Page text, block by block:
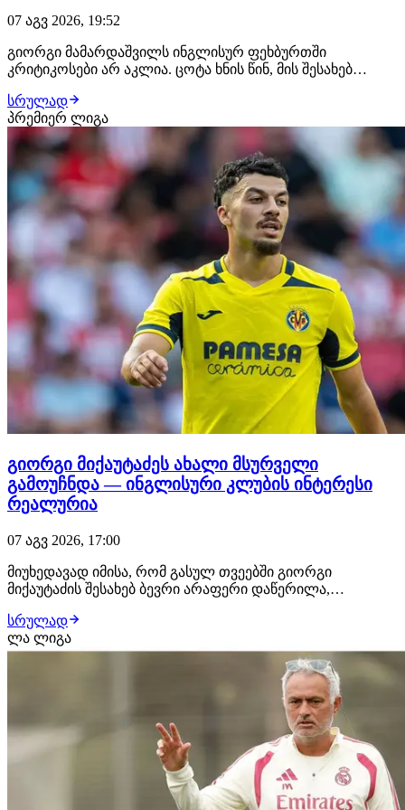
07 აგვ 2026, 19:52
გიორგი მამარდაშვილს ინგლისურ ფეხბურთში
კრიტიკოსები არ აკლია. ცოტა ხნის წინ, მის შესახებ
ვეტერანი გოლკიპერი თანხმდება იმაზე, რომ ქართველი
კარის დარაჯი ლივერპულის ძირითადისთვის მზად არ
არის. "ჯერ კიდევ არ ვარ დარწმუნებული, რომ
ალისონის…
სრულად
პრემიერ ლიგა
გიორგი მიქაუტაძეს ახალი მსურველი
გამოუჩნდა — ინგლისური კლუბის ინტერესი
რეალურია
07 აგვ 2026, 17:00
მიუხედავად იმისა, რომ გასულ თვეებში გიორგი
მიქაუტაძის შესახებ ბევრი არაფერი დაწერილა,
ფანჯრის ერთ-ერთ მოთხოვნად ფეხბურთელად ამ
დრომდე რჩება. როგორც ჩვენთვის ხდება ცნობილი,
ქართველი თავდამსხმელით ტოტენჰემი ინტერესდება.
სრულად
ლა ლიგა